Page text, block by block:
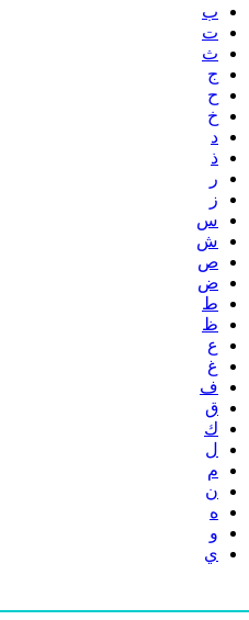
ب
ت
ث
ج
ح
خ
د
ذ
ر
ز
س
ش
ص
ض
ط
ظ
ع
غ
ف
ق
ك
ل
م
ن
ه
و
ي